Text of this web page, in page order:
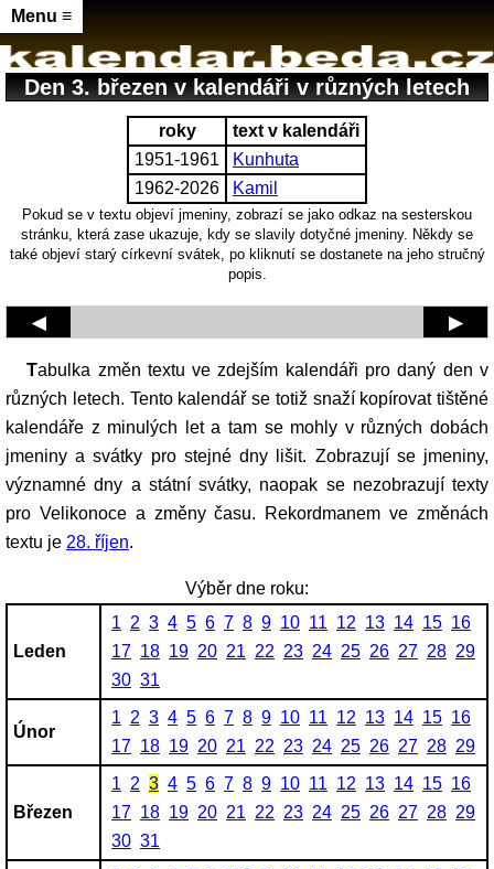
Menu ≡
Den 3. březen v kalendáři v různých letech
roky
text v kalendáři
1951-1961
Kunhuta
1962-2026
Kamil
Pokud se v textu objeví jmeniny, zobrazí se jako odkaz na sesterskou
stránku, která zase ukazuje, kdy se slavily dotyčné jmeniny. Někdy se
také objeví starý církevní svátek, po kliknutí se dostanete na jeho stručný
popis.
◀ ▶
Tabulka změn textu ve zdejším kalendáři pro daný den v
různých letech. Tento kalendář se totiž snaží kopírovat tištěné
kalendáře z minulých let a tam se mohly v různých dobách
jmeniny a svátky pro stejné dny lišit. Zobrazují se jmeniny,
významné dny a státní svátky, naopak se nezobrazují texty
pro Velikonoce a změny času. Rekordmanem ve změnách
textu je 28. říjen.
Výběr dne roku:
Leden
1 2 3 4 5 6 7 8 9 10 11 12 13 14 15 16
17 18 19 20 21 22 23 24 25 26 27 28 29
30 31
Únor
1 2 3 4 5 6 7 8 9 10 11 12 13 14 15 16
17 18 19 20 21 22 23 24 25 26 27 28 29
Březen
1 2 3 4 5 6 7 8 9 10 11 12 13 14 15 16
17 18 19 20 21 22 23 24 25 26 27 28 29
30 31